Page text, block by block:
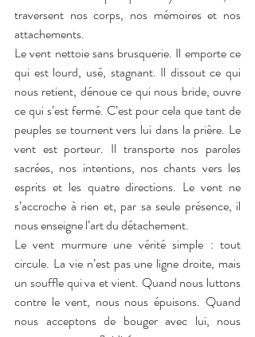
traversent nos corps, nos mémoires et nos
attachements.
Le vent nettoie sans brusquerie. Il emporte ce
qui est lourd, usé, stagnant. Il dissout ce qui
nous retient, dénoue ce qui nous bride, ouvre
ce qui s’est fermé. C’est pour cela que tant de
peuples se tournent vers lui dans la prière. Le
vent est porteur. Il transporte nos paroles
sacrées, nos intentions, nos chants vers les
esprits et les quatre directions. Le vent ne
s’accroche à rien et, par sa seule présence, il
nous enseigne l’art du détachement.
Le vent murmure une vérité simple : tout
circule. La vie n’est pas une ligne droite, mais
un souffle qui va et vient. Quand nous luttons
contre le vent, nous nous épuisons. Quand
nous acceptons de bouger avec lui, nous